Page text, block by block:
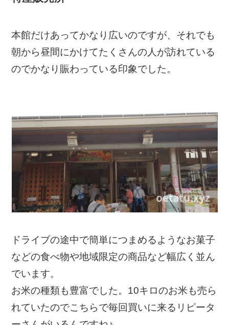
本館だけあってかなり広いのですが、それでも
朝から昼間にかけてたくさんの人が訪れている
のでかなり賑わっている印象でした。
ドライブの途中で簡単につまめるようなお菓子
などの食べ物や地域限定の商品など幅広く並ん
でいます。
お米の種類も豊富でした。10キロのお米も売ら
れていたのでこちらで毎回買いに来るリピータ